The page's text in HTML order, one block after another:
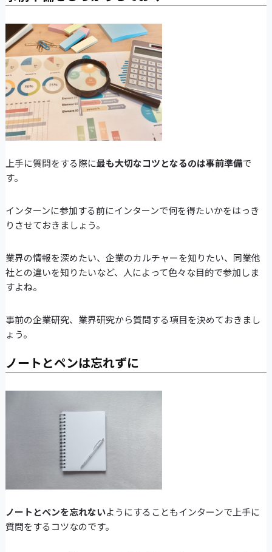
上手に質問をする際に最も大切なコツとなるのは事前準備で
す。
インターンに参加する前にインターンで何を得たいかをはっき
りさせておきましょう。
業界の情報を深めたい、企業のカルチャーを知りたい、同業他
社との違いを知りたいなど、人によって色々な目的で参加しま
すよね。
事前の企業研究、業界研究から質問する項目を決めておきまし
ょう。
ノートとペンは忘れずに
ノートとペンを忘れないようにすることもインターンで上手に
質問をするコツなのです。